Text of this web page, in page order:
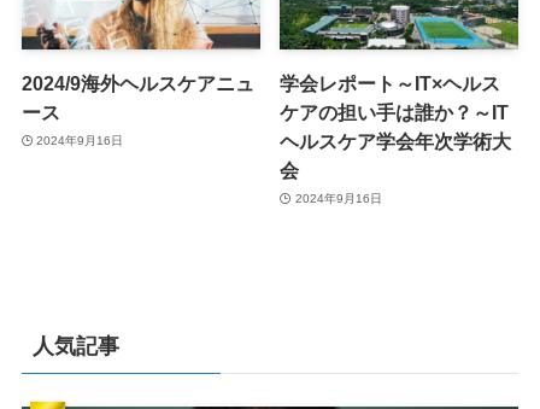
2024/9海外ヘルスケアニュ
ース
2024年9月16日
学会レポート～IT×ヘルス
ケアの担い手は誰か？～IT
ヘルスケア学会年次学術大
会
2024年9月16日
人気記事